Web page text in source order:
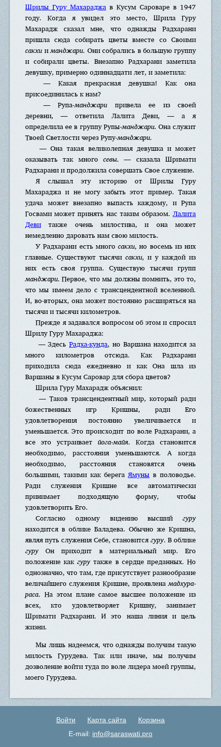
Шрилы Гуру Махараджа в Кусум Сароваре в 1947
году. Когда я увидел это место, Шрила Гуру
Махарадж сказал мне, что однажды Радхарани
пришла сюда собирать цветы вместе со Своими
сакхииманджари. Они собрались в большую группу
и собирали цветы. Внезапно Радхарани заметила
девушку, примерно одиннадцати лет, и заметила:
— Какая прекрасная девушка! Как она
присоединилась к нам?
— Рупа-манджарипривела ее из своей
деревни, — ответила Лалита Деви, — а я
определила ее в группу Рупы-манджари. Она служит
Твоей Светлости через Рупу-манджари.
— Она такая великолепная девушка и может
оказывать так много севы. — сказала Шримати
Радхарани и продолжила совершать Свое служение.
Я слышал эту историю от Шрилы Гуру
Махараджа и не могу забыть этот пример. Такая
удача может внезапно выпасть каждому, и Рупа
Госвами может принять нас таким образом. Лалита
Деви также очень милостива, и она может
немедленно даровать нам свою милость.
У Радхарани есть много сакхи, но восемь из них
главные. Существуют тысячи сакхи, и у каждой из
них есть своя группа. Существую тысячи групп
манджари. Первое, что мы должны помнить, это то,
что мы имеем дело с трансцендентной вселенной.
И, во-вторых, она может постоянно расширяться на
тысячи и тысячи километров.
Прежде я задавался вопросом об этом и спросил
Шрилу Гуру Махараджа:
— ЗдесьРадха-кунда, но Варшана находится за
много километров отсюда. Как Радхарани
приходила сюда ежедневно и как Она шла из
Варшаны в Кусум Саровар для сбора цветов?
Шрила Гуру Махарадж объяснил:
— Таков трансцендентный мир, который ради
божественных игр Кришны, ради Его
удовлетворения постоянно увеличивается и
уменьшается. Это происходит по воле Радхарани, а
все это устраивает йога-майя. Когда становится
необходимо, расстояния уменьшаются. А когда
необходимо, расстояния становятся очень
большими, такими как берегаЯмуны в половодье.
Ради служения Кришне все автоматически
принимает подходящую форму, чтобы
удовлетворить Его.
Согласно одному видению высший гуру
находится в облике Баладева. Обычно же Кришна,
являя путь служения Себе, становитсягуру. В облике
гуруОн приходит в материальный мир. Его
положение какгурутакже в сердце преданных. Но
однозначно, что там, где присутствует разнообразие
величайшего служения Кришне, проявленамадхура-
раса. На этом плане самое высшее положение из
всех, кто удовлетворяет Кришну, занимает
Шримати Радхарани. И это наша линия и цель
жизни.
Мы лишь надеемся, что однажды получим такую
милость Гурудева. Так или иначе, мы получим
дозволение войти туда по воле лидера моей группы,
моего Гурудева.
Войти Карта сайта
Корзина
E-mail: info@saraswati.pro